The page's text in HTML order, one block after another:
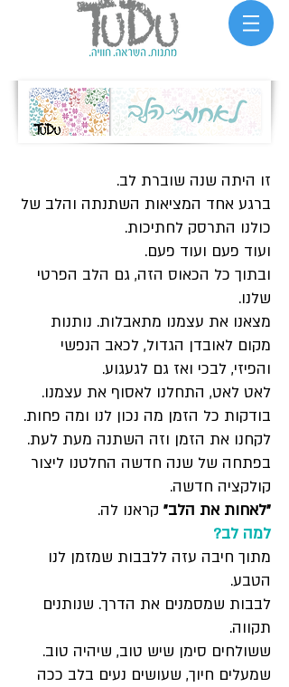
זו היתה שנה שוברת לב.
ברגע אחד המציאות השתנתה והלב של
כולנו התרסק לחתיכות.
ועוד פעם ועוד פעם.
ובתוך כל הכאוס הזה, גם הלב הפרטי
שלנו.
מצאנו את עצמנו מתאבלות. נותנות
מקום לאובדן הגדול, לכאב הנפשי
והפיזי, לבכי ואז גם לגעגוע.
לאט לאט, התחלנו לאסוף את עצמנו.
בודקות כל הזמן מה נכון לנו ומה פחות.
לקחנו את הזמן וזה השתנה מעת לעת.
בפתחה של שנה חדשה החלטנו ליצור
קולקציה חדשה.
״לאחות את הלב״ קראנו לה.
למה לב?
מתוך חיבה עזה ללבבות שמזמן לנו
הטבע.
לבבות שמסמנים את הדרך. שנותנים
תקווה.
ששולחים סימן שיש טוב, שיהיה טוב.
שמעלים חיוך, שעושים נעים בלב ככה